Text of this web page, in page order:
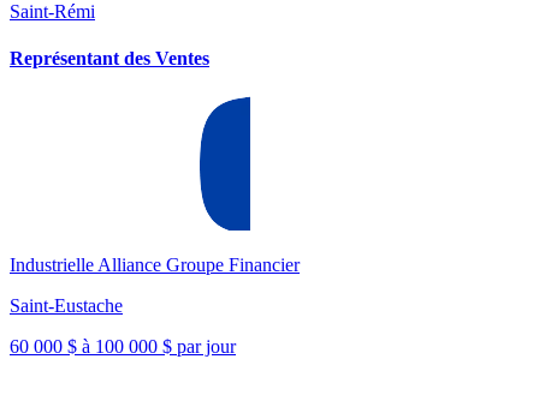
Saint-Rémi
Représentant des Ventes
Industrielle Alliance Groupe Financier
Saint-Eustache
60 000 $ à 100 000 $ par jour